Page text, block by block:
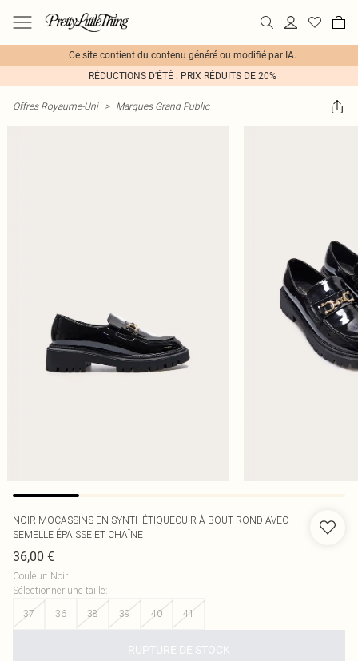
Ce site contient du contenu généré ou modifié par IA.
RÉDUCTIONS D'ÉTÉ : PRIX RÉDUITS DE 20%
Offres Royaume-Uni > Marques Grand Public
NOIR MOCASSINS EN SYNTHÉTIQUECUIR À BOUT ROND AVEC
SEMELLE ÉPAISSE ET CHAÎNE
36,00 €
Couleur: Noir
Sélectionner une taille:
37
36 38 39 40 41
RUPTURE DE STOCK